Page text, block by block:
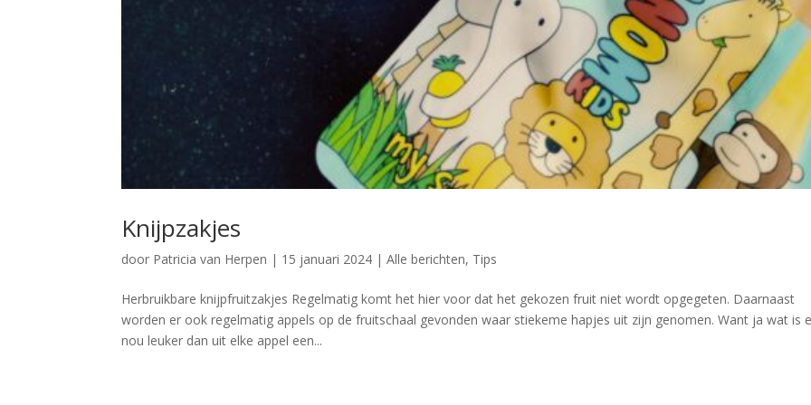
Knijpzakjes
door Patricia van Herpen | 15 januari 2024 |Alle berichten, Tips
Herbruikbare knijpfruitzakjes Regelmatig komt het hier voor dat het gekozen fruit niet wordt opgegeten. Daarnaast
worden er ook regelmatig appels op de fruitschaal gevonden waar stiekeme hapjes uit zijn genomen. Want ja wat is
nou leuker dan uit elke appel een...